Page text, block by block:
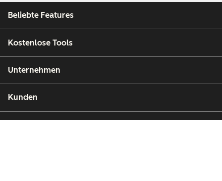
Beliebte Features
Kostenlose Tools
Unternehmen
Kunden